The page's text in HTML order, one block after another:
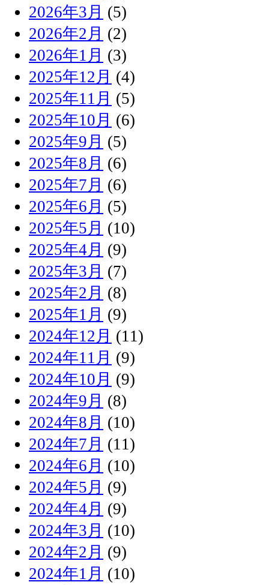
2026年3月 (5)
2026年2月 (2)
2026年1月 (3)
2025年12月 (4)
2025年11月 (5)
2025年10月 (6)
2025年9月 (5)
2025年8月 (6)
2025年7月 (6)
2025年6月 (5)
2025年5月 (10)
2025年4月 (9)
2025年3月 (7)
2025年2月 (8)
2025年1月 (9)
2024年12月 (11)
2024年11月 (9)
2024年10月 (9)
2024年9月 (8)
2024年8月 (10)
2024年7月 (11)
2024年6月 (10)
2024年5月 (9)
2024年4月 (9)
2024年3月 (10)
2024年2月 (9)
2024年1月 (10)